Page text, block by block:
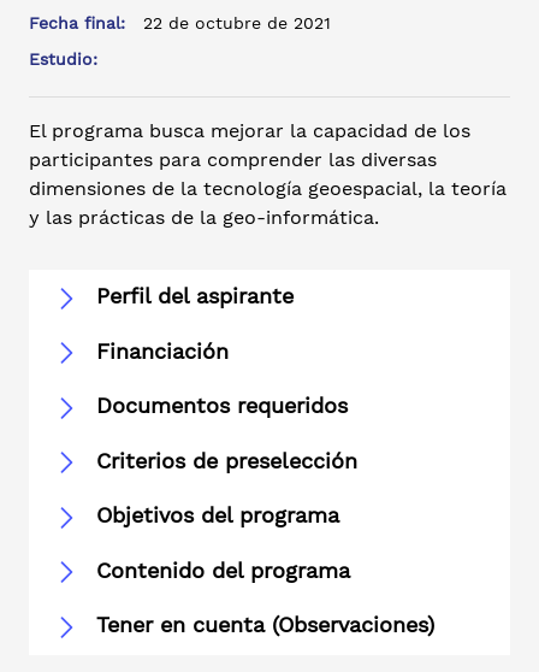
Fecha final:
22 de octubre de 2021
Estudio:
El programa busca mejorar la capacidad de los
participantes para comprender las diversas
dimensiones de la tecnología geoespacial, la teoría
y las prácticas de la geo-informática.
Perfil del aspirante
Financiación
Documentos requeridos
Criterios de preselección
Objetivos del programa
Contenido del programa
Tener en cuenta (Observaciones)